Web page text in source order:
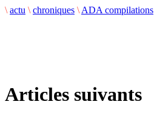
\ actu \ chroniques \ ADA compilations
Articles suivants